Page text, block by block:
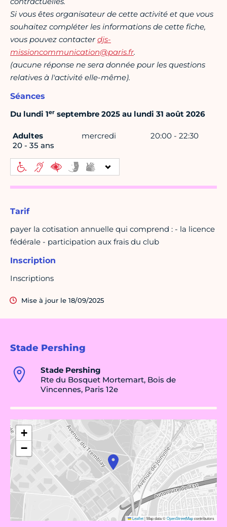
Stade Pershing
Stade Pershing
Rte du Bosquet Mortemart, Bois de
Vincennes, Paris 12e
+
−
Leaflet|Map data ©OpenStreetMapcontributors
Si vous êtes organisateur de cette activité et que vous
souhaitez compléter les informations de cette fiche,
vous pouvez contacterdjs-
missioncommunication@paris.fr.
(aucune réponse ne sera donnée pour les questions
relatives à l'activité elle-même).
Séances
Du lundi 1er septembre 2025 au lundi 31 août 2026
Adultes
20 - 35 ans
mercredi 20:00 - 22:30
Tarif
payer la cotisation annuelle qui comprend : - la licence
fédérale - participation aux frais du club
Inscription
Inscriptions
Mise à jour le 18/09/2025